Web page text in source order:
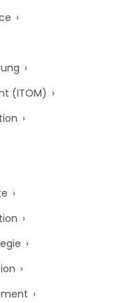
(ITOM)